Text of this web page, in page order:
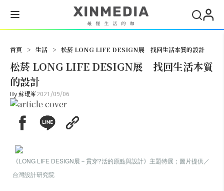
首頁 > 生活 > 松菸 LONG LIFE DESIGN展 找回生活本質的設計
松菸 LONG LIFE DESIGN展 找回生活本質
的設計
By蘇琨峯2021/09/06
《LONG LIFE DESIGN展－貫穿?活的原點與設計》主題特展；圖片提供／
台灣設計研究院